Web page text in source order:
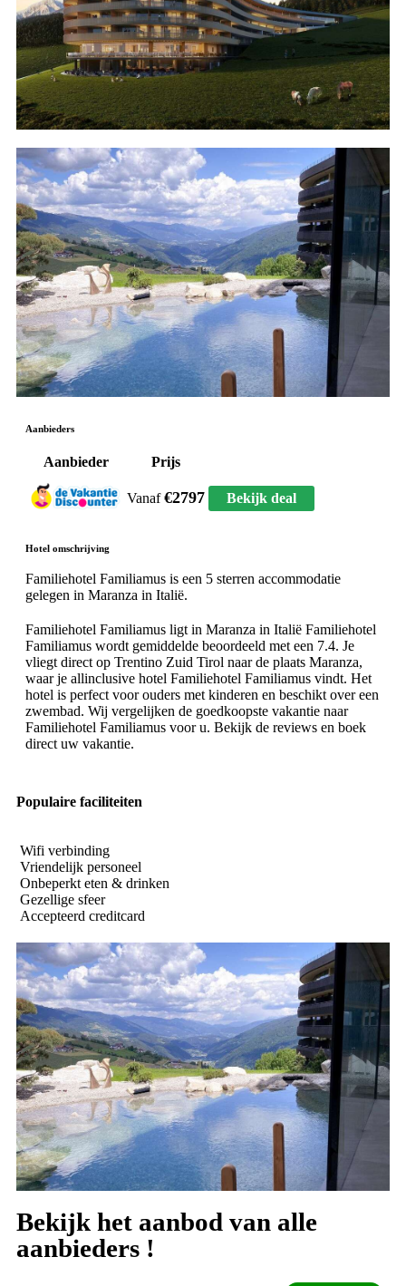
Hotel omschrijving
Familiehotel Familiamus is een 5 sterren accommodatie
gelegen in Maranza in Italië.
Familiehotel Familiamus ligt in Maranza in Italië Familiehotel
Familiamus wordt gemiddelde beoordeeld met een 7.4. Je
vliegt direct op Trentino Zuid Tirol naar de plaats Maranza,
waar je allinclusive hotel Familiehotel Familiamus vindt. Het
hotel is perfect voor ouders met kinderen en beschikt over een
zwembad. Wij vergelijken de goedkoopste vakantie naar
Familiehotel Familiamus voor u. Bekijk de reviews en boek
direct uw vakantie.
Aanbieders
Aanbieder Prijs
Vanaf€2797 Bekijk deal
Populaire faciliteiten
Wifi verbinding
Vriendelijk personeel
Onbeperkt eten & drinken
Gezellige sfeer
Accepteerd creditcard
Bekijk het aanbod van alle
aanbieders !